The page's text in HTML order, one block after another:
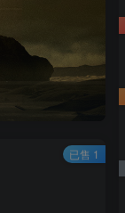
已售 1